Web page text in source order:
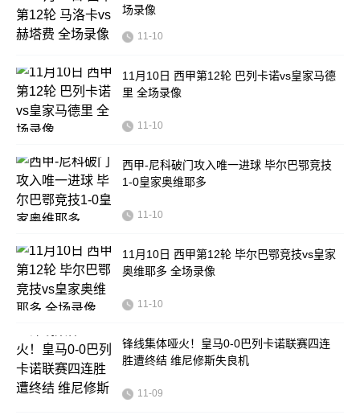
场录像
11-10
11月10日 西甲第12轮 巴列卡诺vs皇家马德
里 全场录像
11-10
西甲-尼科破门攻入唯一进球 毕尔巴鄂竞技
1-0皇家奥维耶多
11-10
11月10日 西甲第12轮 毕尔巴鄂竞技vs皇家
奥维耶多 全场录像
11-10
锋线集体哑火！皇马0-0巴列卡诺联赛四连
胜遭终结 维尼修斯失良机
11-09